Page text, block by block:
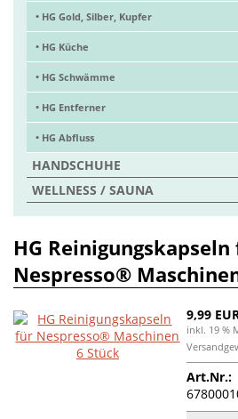
• HG Gold, Silber, Kupfer
• HG Küche
• HG Schwämme
• HG Entferner
• HG Abfluss
HANDSCHUHE
WELLNESS / SAUNA
HG
Nespresso®
9,99
inkl. 19 %
Art.Nr.: